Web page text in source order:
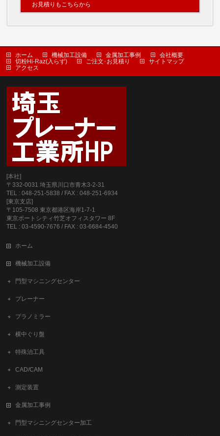
お見積りもこちらから
ホーム 機械加工設備 金属加工事例
会社概要
切粉Hi-Raz(入らず)
ご注文･お見積り
サイトマップ
アクセス
[本社]
〒332-0031 埼玉県川口市青木3-2-31
TEL : 048-251-5838 / FAX : 048-251-6934
[東京支店]
〒105-7508 東京都港区海岸1-7-1
東京ポートシティ竹芝オフィスタワー 8F
TEL : 03-4590-7676 / FAX : 03-6684-4540
ホーム
機械加工設備
門型マシニングセンター
プレーナー
プラノミラー
横中ぐり盤
特殊治工具
CAD/CAM
測定装置
金属加工事例
門型マシニングセンター加工